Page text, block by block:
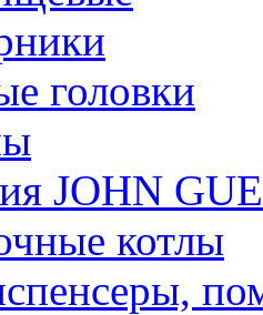
головки
JOHN
котлы